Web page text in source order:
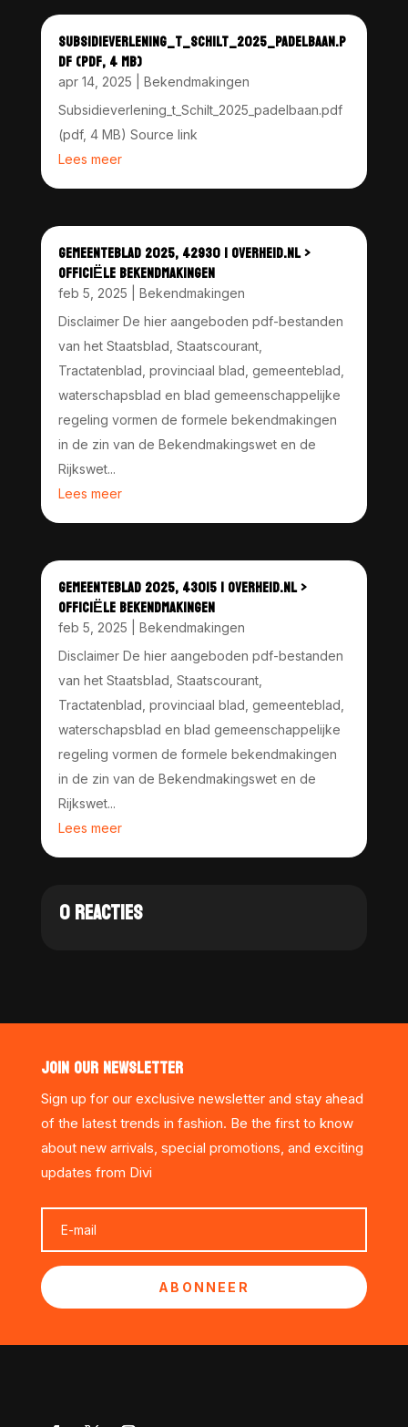
SUBSIDIEVERLENING_T_SCHILT_2025_PADELBAAN.P
DF (PDF, 4 MB)
apr 14, 2025
Bekendmakingen
Subsidieverlening_t_Schilt_2025_padelbaan.pdf
(pdf, 4 MB) Source link
Lees meer
GEMEENTEBLAD 2025, 42930 | OVERHEID.NL >
OFFICIËLE BEKENDMAKINGEN
feb 5, 2025
Bekendmakingen
Disclaimer De hier aangeboden pdf-bestanden
van het Staatsblad, Staatscourant,
Tractatenblad, provinciaal blad, gemeenteblad,
waterschapsblad en blad gemeenschappelijke
regeling vormen de formele bekendmakingen
in de zin van de Bekendmakingswet en de
Rijkswet...
Lees meer
GEMEENTEBLAD 2025, 43015 | OVERHEID.NL >
OFFICIËLE BEKENDMAKINGEN
feb 5, 2025
Bekendmakingen
Disclaimer De hier aangeboden pdf-bestanden
van het Staatsblad, Staatscourant,
Tractatenblad, provinciaal blad, gemeenteblad,
waterschapsblad en blad gemeenschappelijke
regeling vormen de formele bekendmakingen
in de zin van de Bekendmakingswet en de
Rijkswet...
Lees meer
0 REACTIES
JOIN OUR NEWSLETTER
Sign up for our exclusive newsletter and stay ahead
of the latest trends in fashion. Be the first to know
about new arrivals, special promotions, and exciting
updates from Divi
ABONNEER